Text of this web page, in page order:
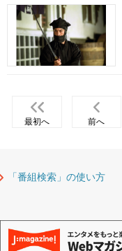
最初へ 前へ
「番組検索」の使い方